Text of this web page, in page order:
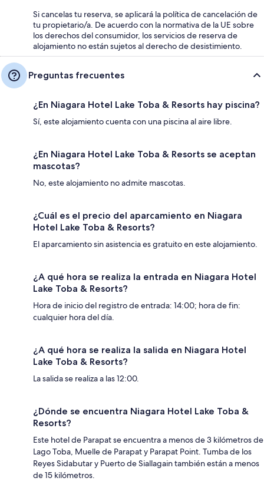
Si cancelas tu reserva, se aplicará la política de cancelación de
tu propietario/a. De acuerdo con la normativa de la UE sobre
los derechos del consumidor, los servicios de reserva de
alojamiento no están sujetos al derecho de desistimiento.
Preguntas frecuentes
¿En Niagara Hotel Lake Toba & Resorts hay piscina?
Sí, este alojamiento cuenta con una piscina al aire libre.
¿En Niagara Hotel Lake Toba & Resorts se aceptan
mascotas?
No, este alojamiento no admite mascotas.
¿Cuál es el precio del aparcamiento en Niagara
Hotel Lake Toba & Resorts?
El aparcamiento sin asistencia es gratuito en este alojamiento.
¿A qué hora se realiza la entrada en Niagara Hotel
Lake Toba & Resorts?
Hora de inicio del registro de entrada: 14:00; hora de fin:
cualquier hora del día.
¿A qué hora se realiza la salida en Niagara Hotel
Lake Toba & Resorts?
La salida se realiza a las 12:00.
¿Dónde se encuentra Niagara Hotel Lake Toba &
Resorts?
Este hotel de Parapat se encuentra a menos de 3 kilómetros de
Lago Toba, Muelle de Parapat y Parapat Point. Tumba de los
Reyes Sidabutar y Puerto de Siallagain también están a menos
de 15 kilómetros.